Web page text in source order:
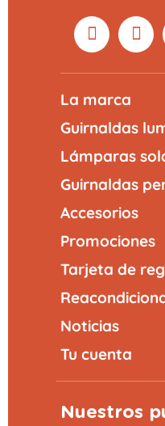
La marca
Guirnaldas
Lámparas
Guirnaldas
Accesorios
Promociones
Tarjeta de
Noticias
Tu cuenta
Nuestros